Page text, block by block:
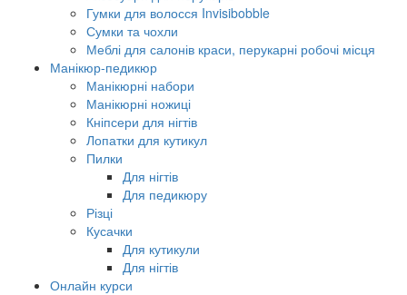
Гумки для волосся Invisibobble
Сумки та чохли
Меблі для салонів краси, перукарні робочі місця
Манікюр-педикюр
Манікюрні набори
Манікюрні ножиці
Кніпсери для нігтів
Лопатки для кутикул
Пилки
Для нігтів
Для педикюру
Різці
Кусачки
Для кутикули
Для нігтів
Онлайн курси